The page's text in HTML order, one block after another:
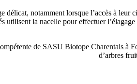
délicat, notamment lorsque l’accès à
utilisent la nacelle pour effectuer
de SASU Biotope Charentais à
d’arbres